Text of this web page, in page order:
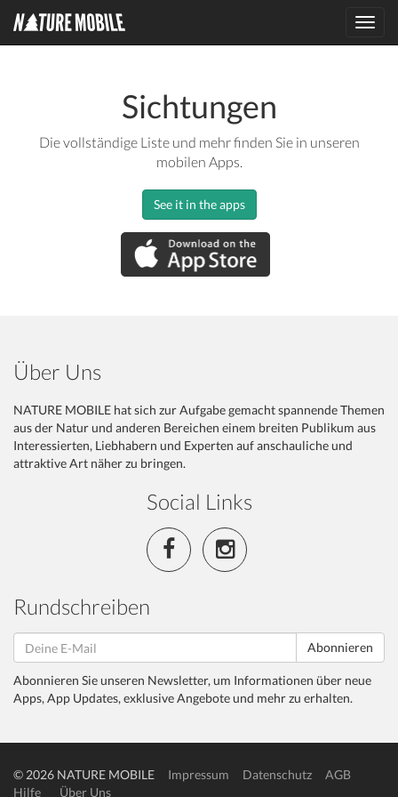
Sichtungen
Die vollständige Liste und mehr finden Sie in unseren
mobilen Apps.
See it in the apps
Über Uns
NATURE MOBILE hat sich zur Aufgabe gemacht spannende Themen
aus der Natur und anderen Bereichen einem breiten Publikum aus
Interessierten, Liebhabern und Experten auf anschauliche und
attraktive Art näher zu bringen.
Social Links
Rundschreiben
Abonnieren
Abonnieren Sie unseren Newsletter, um Informationen über neue
Apps, App Updates, exklusive Angebote und mehr zu erhalten.
© 2026 NATURE MOBILE Impressum Datenschutz
AGB
Hilfe
Über Uns